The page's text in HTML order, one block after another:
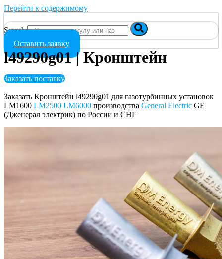
Перейти к содержимому
Search
Оставить заявку
l49290g01 | Кронштейн
Заказать поставку
Заказать Кронштейн l49290g01 для газотурбинных установок
LM1600 LM2500 LM6000 производства General Electric GE
(Дженерал электрик) по России и СНГ